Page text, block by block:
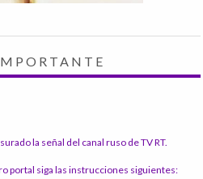
la señal del canal ruso de TV RT.
portal siga las instrucciones siguientes: